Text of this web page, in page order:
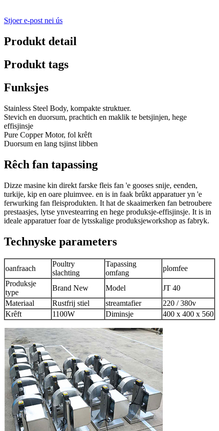
Stjoer e-post nei ús
Produkt detail
Produkt tags
Funksjes
Stainless Steel Body, kompakte struktuer.
Stevich en duorsum, prachtich en maklik te betsjinjen, hege
effisjinsje
Pure Copper Motor, fol krêft
Duorsum en lang tsjinst libben
Rêch fan tapassing
Dizze masine kin direkt farske fleis fan 'e gooses snije, eenden,
turkije, kip en oare pluimvee. en is in faak brûkt apparatuer yn 'e
ferwurking fan fleisprodukten. It hat de skaaimerken fan betroubere
prestaasjes, lytse ynvestearring en hege produksje-effisjinsje. It is in
ideale apparatuer foar de lytsskalige produksjeworkshop as fabryk.
Technyske parameters
oanfraach
Poultry
slachting
Tapassing
omfang
plomfee
Produksje
type
Brand New Model
JT 40
Materiaal
Rustfrij stiel streamtafier
220 / 380v
Krêft
1100W Diminsje 400 x 400 x 560